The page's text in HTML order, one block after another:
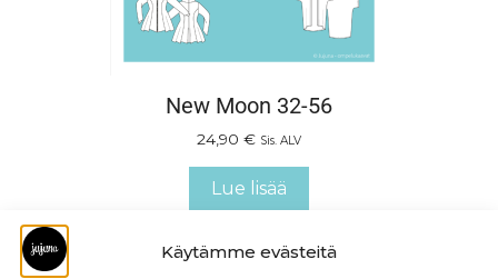
Käytämme evästeitä
New Moon 32-56
24,90 € Sis. ALV
Lue lisää